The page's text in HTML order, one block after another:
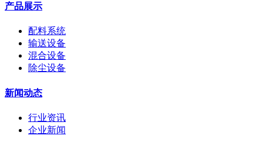
产品展示
配料系统
输送设备
混合设备
除尘设备
新闻动态
行业资讯
企业新闻